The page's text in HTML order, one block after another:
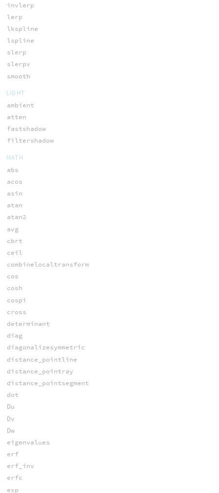
invlerp
lerp
lkspline
lspline
slerp
slerpv
smooth
LIGHT
ambient
atten
fastshadow
filtershadow
MATH
abs
acos
asin
atan
atan2
avg
cbrt
ceil
combinelocaltransform
cos
cosh
cospi
cross
determinant
diag
diagonalizesymmetric
distance_pointline
distance_pointray
distance_pointsegment
dot
Du
Dv
Dw
eigenvalues
erf
erf_inv
erfc
exp